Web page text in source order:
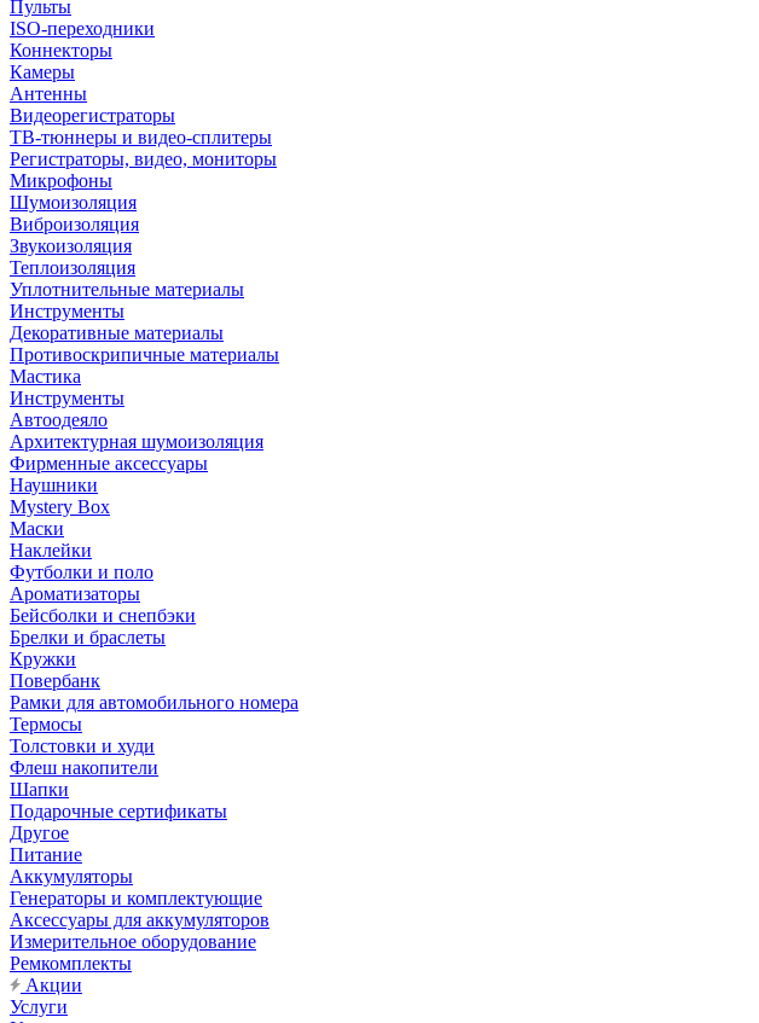
Пульты
ISO-переходники
Коннекторы
Камеры
Антенны
Видеорегистраторы
ТВ-тюннеры и видео-сплитеры
Регистраторы, видео, мониторы
Микрофоны
Шумоизоляция
Виброизоляция
Звукоизоляция
Теплоизоляция
Уплотнительные материалы
Инструменты
Декоративные материалы
Противоскрипичные материалы
Мастика
Инструменты
Автоодеяло
Архитектурная шумоизоляция
Фирменные аксессуары
Наушники
Mystery Box
Маски
Наклейки
Футболки и поло
Ароматизаторы
Бейсболки и снепбэки
Брелки и браслеты
Кружки
Повербанк
Рамки для автомобильного номера
Термосы
Толстовки и худи
Флеш накопители
Шапки
Подарочные сертификаты
Другое
Питание
Аккумуляторы
Генераторы и комплектующие
Аксессуары для аккумуляторов
Измерительное оборудование
Ремкомплекты
Акции
Услуги